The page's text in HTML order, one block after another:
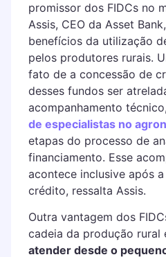
promissor dos FIDCs no
Assis, CEO da Asset
benefícios da utilização
pelos produtores rurais.
fato de a concessão de
desses fundos ser
acompanhamento
de especialistas no
etapas do processo de
financiamento. Esse
acontece inclusive após
crédito, ressalta Assis.
Outra vantagem dos
cadeia da produção rural
atender desde o